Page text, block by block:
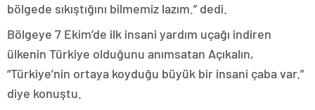
bölgede sıkıştığını bilmemiz lazım.” dedi.
Bölgeye 7 Ekim’de ilk insani yardım uçağı indiren
ülkenin Türkiye olduğunu anımsatan Açıkalın,
“Türkiye’nin ortaya koyduğu büyük bir insani çaba var.”
diye konuştu.